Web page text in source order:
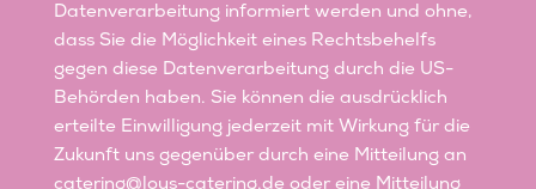
Datenverarbeitung informiert werden und ohne,
dass Sie die Möglichkeit eines Rechtsbehelfs
gegen diese Datenverarbeitung durch die US-
Behörden haben. Sie können die ausdrücklich
erteilte Einwilligung jederzeit mit Wirkung für die
Zukunft uns gegenüber durch eine Mitteilung an
catering@lous-catering.de oder eine Mitteilung